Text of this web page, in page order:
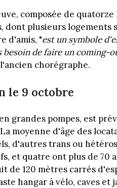
composée de
dont plusieurs
d'amis, "est un symbole
besoin de faire un coming-
chorégraphe.
le 9 octobre
grandes pompes, est
moyenne d'âge des
d'autres trans ou
et quatre ont plus de 70
de 120 mètres carrés
hangar à vélo, caves et